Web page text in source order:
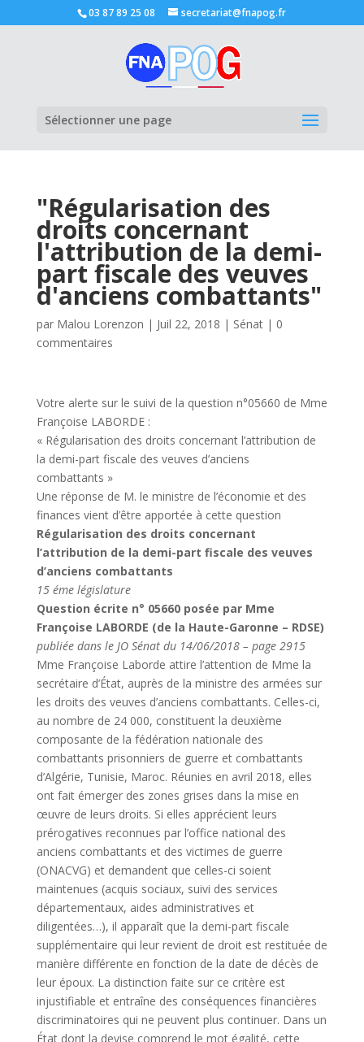
03 87 89 25 08 secretariat@fnapog.fr
Sélectionner une page
"Régularisation des
droits concernant
l'attribution de la demi-
part fiscale des veuves
d'anciens combattants"
par Malou Lorenzon | Juil 22, 2018 | Sénat| 0
commentaires
Votre alerte sur le suivi de la question n°05660 de Mme
Françoise LABORDE :
« Régularisation des droits concernant l’attribution de
la demi-part fiscale des veuves d’anciens
combattants »
Une réponse de M. le ministre de l’économie et des
finances vient d’être apportée à cette question
Régularisation des droits concernant
l’attribution de la demi-part fiscale des veuves
d’anciens combattants
15 éme législature
Question écrite n° 05660 posée par Mme
Françoise LABORDE (de la Haute-Garonne – RDSE)
publiée dans le JO Sénat du 14/06/2018 – page 2915
Mme Françoise Laborde attire l’attention de Mme la
secrétaire d’État, auprès de la ministre des armées sur
les droits des veuves d’anciens combattants. Celles-ci,
au nombre de 24 000, constituent la deuxième
composante de la fédération nationale des
combattants prisonniers de guerre et combattants
d’Algérie, Tunisie, Maroc. Réunies en avril 2018, elles
ont fait émerger des zones grises dans la mise en
œuvre de leurs droits. Si elles apprécient leurs
prérogatives reconnues par l’office national des
anciens combattants et des victimes de guerre
(ONACVG) et demandent que celles-ci soient
maintenues (acquis sociaux, suivi des services
départementaux, aides administratives et
diligentées…), il apparaît que la demi-part fiscale
supplémentaire qui leur revient de droit est restituée de
manière différente en fonction de la date de décès de
leur époux. La distinction faite sur ce critère est
injustifiable et entraîne des conséquences financières
discriminatoires qui ne peuvent plus continuer. Dans un
État dont la devise comprend le mot égalité, cette